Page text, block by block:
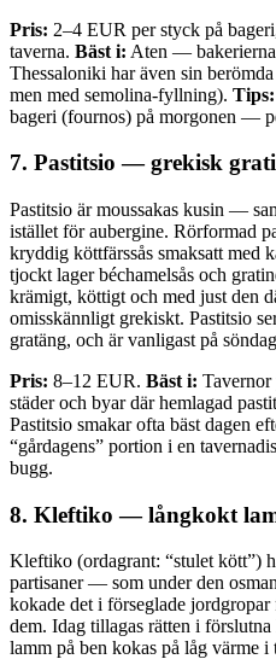
Pris: 2–4 EUR per styck på
taverna. Bäst i: Aten —
Thessaloniki har även sin berömda
men med semolina-fyllning). Tips:
bageri (fournos) på morgonen —
7. Pastitsio — grekisk
Pastitsio är moussakas kusin —
istället för aubergine. Rörformad
kryddig köttfärssås smaksatt med
tjockt lager béchamelsås och
krämigt, köttigt och med just den
omisskännligt grekiskt. Pastitsio
gratäng, och är vanligast på
Pris: 8–12 EUR. Bäst i: Tavernor
städer och byar där hemlagad
Pastitsio smakar ofta bäst dagen
“gårdagens” portion i en
bugg.
8. Kleftiko — långkokt
Kleftiko (ordagrant: “stulet kött”)
partisaner — som under den
kokade det i förseglade
dem. Idag tillagas rätten i
lamm på ben kokas på låg värme